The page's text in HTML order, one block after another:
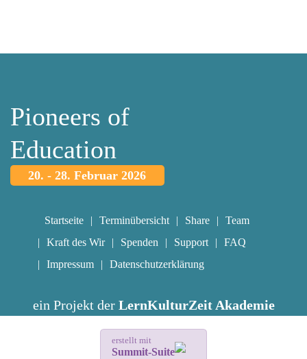
Pioneers of
Education
20. - 28. Februar 2026
Startseite Terminübersicht Share
Team
Kraft des Wir
Spenden Support
FAQ
Impressum
Datenschutzerklärung
ein Projekt der LernKulturZeit Akademie
erstellt mit
Summit-Suite